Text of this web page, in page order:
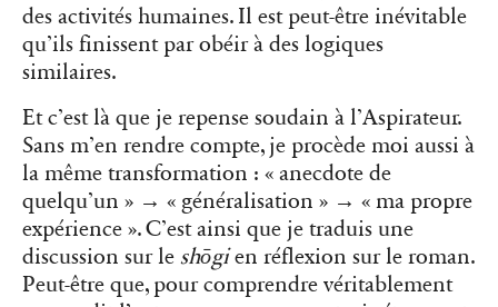
des activités humaines. Il est peut-être inévitable
qu’ils finissent par obéir à des logiques
similaires.
Et c’est là que je repense soudain à l’Aspirateur.
Sans m’en rendre compte, je procède moi aussi à
la même transformation : « anecdote de
quelqu’un » → « généralisation » → « ma propre
expérience ». C’est ainsi que je traduis une
discussion sur le shōgien réflexion sur le roman.
Peut-être que, pour comprendre véritablement